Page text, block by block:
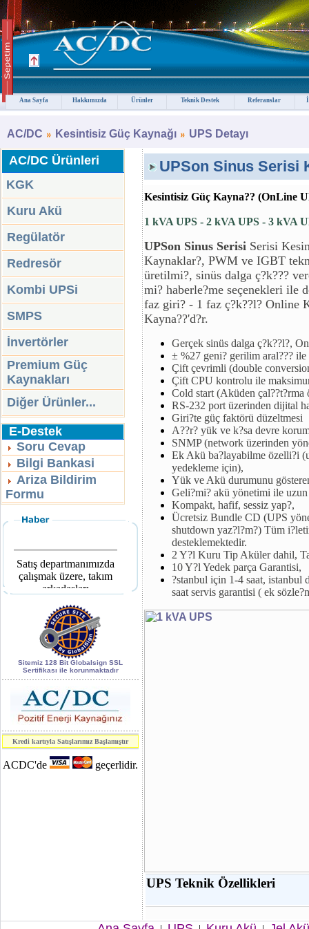
AC/DC Kesintisiz Güç Kaynağı UPS Detayı
AC/DC Ürünleri
KGK
Kuru Akü
Regülatör
Redresör
Kombi UPSi
SMPS
İnvertörler
Premium Güç
Kaynakları
Diğer Ürünler...
E-Destek
Soru Cevap
Bilgi Bankasi
Ariza Bildirim
Formu
Satış departmanımızda
çalışmak üzere, takım
arkadaşları
World of
Industry 2006
kapsamındaki 7.
Enerji, Elektrik
ve Elektronik
Teknolojileri
fuarı.
SAFETECHS3.3
SerisiKesintisiz Güç
Sitemiz 128 Bit Globalsign SSL
Sertifikası ile korunmaktadır
Kredi kartıyla Satışlarımız Başlamıştır
ACDC'de geçerlidir.
UPSon Sinus Serisi
Kesintisiz Güç Kayna?? (OnLine
1 kVA UPS - 2 kVA UPS - 3 kVA
UPSon Sinus Serisi Serisi
Kaynaklar?, PWM ve IGBT
üretilmi?, sinüs dalga ç?k???
mi? haberle?me seçenekleri ile
faz giri? - 1 faz ç?k??l? Online
Kayna??'d?r.
Gerçek sinüs dalga ç?k??l?,
± %27 geni? gerilim aral??? ile
Çift çevrimli (double
Çift CPU kontrolu ile
Cold start (Aküden çal??t?rma
RS-232 port üzerinden dijital
Giri?te güç faktörü düzeltmesi
A??r? yük ve k?sa devre
SNMP (network üzerinden
Ek Akü ba?layabilme özelli?i
yedekleme için),
Yük ve Akü durumunu
Geli?mi? akü yönetimi ile
Kompakt, hafif, sessiz yap?,
Ücretsiz Bundle CD (UPS
shutdown yaz?l?m?) Tüm
desteklemektedir.
2 Y?l Kuru Tip Aküler dahil,
10 Y?l Yedek parça Garantisi,
?stanbul için 1-4 saat, istanbul
saat servis garantisi ( ek
UPS Teknik Özellikleri
Ana Sayfa Hakkımızda Ürünler Teknik Destek Referanslar